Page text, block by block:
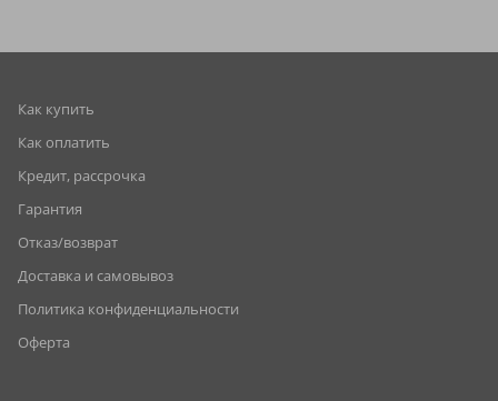
Как купить
Как оплатить
Кредит, рассрочка
Гарантия
Отказ/возврат
Доставка и самовывоз
Политика конфиденциальности
Оферта